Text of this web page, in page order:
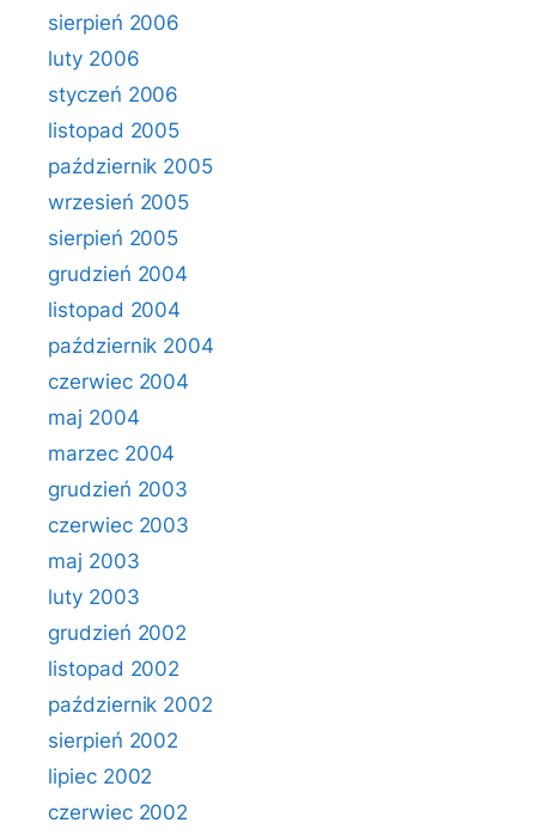
sierpień 2006
luty 2006
styczeń 2006
listopad 2005
październik 2005
wrzesień 2005
sierpień 2005
grudzień 2004
listopad 2004
październik 2004
czerwiec 2004
maj 2004
marzec 2004
grudzień 2003
czerwiec 2003
maj 2003
luty 2003
grudzień 2002
listopad 2002
październik 2002
sierpień 2002
lipiec 2002
czerwiec 2002